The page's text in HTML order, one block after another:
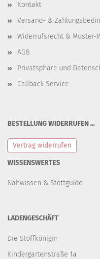
Kontakt
Versand- &
Widerrufsrecht & Muster-
AGB
Privatsphäre und
Callback Service
BESTELLUNG WIDERRUFEN ...
Vertrag widerrufen
WISSENSWERTES
Nähwissen & Stoffguide
LADENGESCHÄFT
Die Stoffkönigin
Kindergartenstraße 1a